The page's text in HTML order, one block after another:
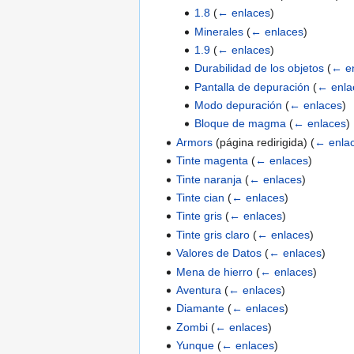
1.8 (← enlaces)
Minerales (← enlaces)
1.9 (← enlaces)
Durabilidad de los objetos (←
Pantalla de depuración (←
Modo depuración (← enlaces)
Bloque de magma (← enlaces)
Armors (página redirigida)(←
Tinte magenta (← enlaces)
Tinte naranja (← enlaces)
Tinte cian (← enlaces)
Tinte gris (← enlaces)
Tinte gris claro (← enlaces)
Valores de Datos (← enlaces)
Mena de hierro (← enlaces)
Aventura (← enlaces)
Diamante (← enlaces)
Zombi (← enlaces)
Yunque (← enlaces)